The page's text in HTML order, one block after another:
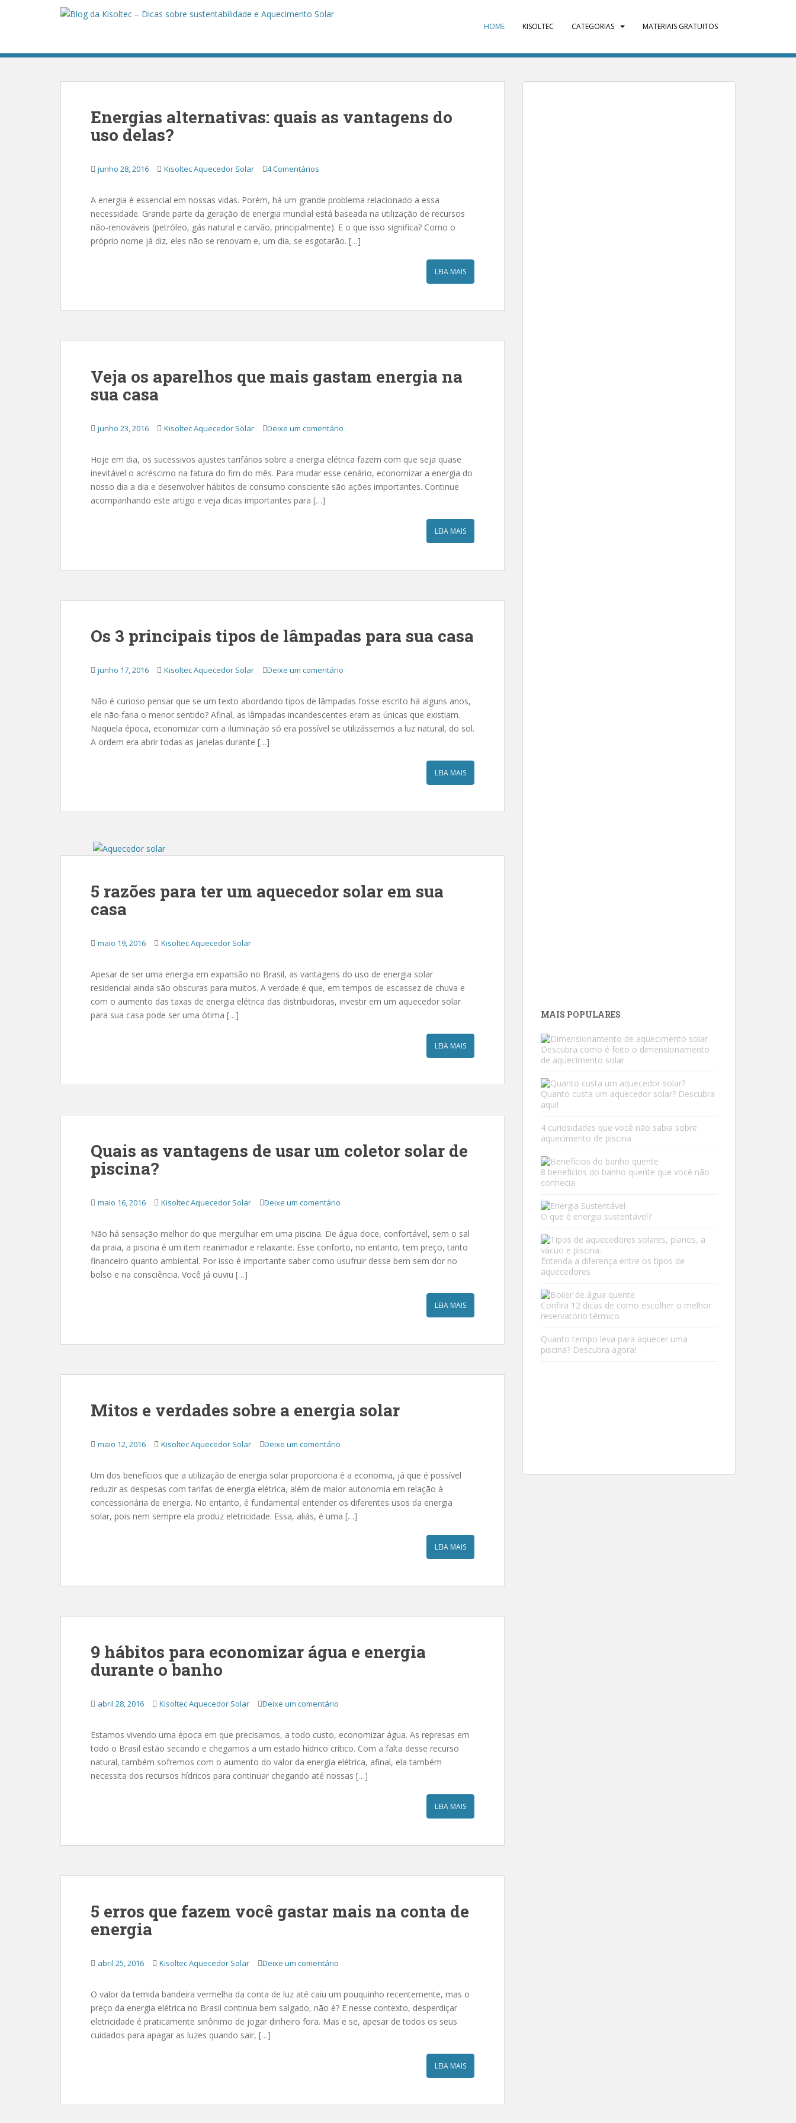
t
HOME KISOLTEC CATEGORIAS MATERIAIS GRATUITOS
Energias alternativas: quais as vantagens do
uso delas?
junho 28, 2016 Kisoltec Aquecedor Solar 4 Comentários
A energia é essencial em nossas vidas. Porém, há um grande problema relacionado a essa
necessidade. Grande parte da geração de energia mundial está baseada na utilização de recursos
não-renováveis (petróleo, gás natural e carvão, principalmente). E o que isso significa? Como o
próprio nome já diz, eles não se renovam e, um dia, se esgotarão. […]
LEIA MAIS
Veja os aparelhos que mais gastam energia na
sua casa
junho 23, 2016 Kisoltec Aquecedor Solar Deixe um comentário
Hoje em dia, os sucessivos ajustes tarifários sobre a energia elétrica fazem com que seja quase
inevitável o acréscimo na fatura do fim do mês. Para mudar esse cenário, economizar a energia do
nosso dia a dia e desenvolver hábitos de consumo consciente são ações importantes. Continue
acompanhando este artigo e veja dicas importantes para […]
LEIA MAIS
Os 3 principais tipos de lâmpadas para sua casa
junho 17, 2016 Kisoltec Aquecedor Solar Deixe um comentário
Não é curioso pensar que se um texto abordando tipos de lâmpadas fosse escrito há alguns anos,
ele não faria o menor sentido? Afinal, as lâmpadas incandescentes eram as únicas que existiam.
Naquela época, economizar com a iluminação só era possível se utilizássemos a luz natural, do sol.
A ordem era abrir todas as janelas durante […]
LEIA MAIS
5 razões para ter um aquecedor solar em sua
casa
maio 19, 2016 Kisoltec Aquecedor Solar
Apesar de ser uma energia em expansão no Brasil, as vantagens do uso de energia solar
residencial ainda são obscuras para muitos. A verdade é que, em tempos de escassez de chuva e
com o aumento das taxas de energia elétrica das distribuidoras, investir em um aquecedor solar
para sua casa pode ser uma ótima […]
LEIA MAIS
Quais as vantagens de usar um coletor solar de
piscina?
maio 16, 2016 Kisoltec Aquecedor Solar Deixe um comentário
Não há sensação melhor do que mergulhar em uma piscina. De água doce, confortável, sem o sal
da praia, a piscina é um item reanimador e relaxante. Esse conforto, no entanto, tem preço, tanto
financeiro quanto ambiental. Por isso é importante saber como usufruir desse bem sem dor no
bolso e na consciência. Você já ouviu […]
LEIA MAIS
Mitos e verdades sobre a energia solar
maio 12, 2016 Kisoltec Aquecedor Solar Deixe um comentário
Um dos benefícios que a utilização de energia solar proporciona é a economia, já que é possível
reduzir as despesas com tarifas de energia elétrica, além de maior autonomia em relação à
concessionária de energia. No entanto, é fundamental entender os diferentes usos da energia
solar, pois nem sempre ela produz eletricidade. Essa, aliás, é uma […]
LEIA MAIS
9 hábitos para economizar água e energia
durante o banho
abril 28, 2016 Kisoltec Aquecedor Solar Deixe um comentário
Estamos vivendo uma época em que precisamos, a todo custo, economizar água. As represas em
todo o Brasil estão secando e chegamos a um estado hídrico crítico. Com a falta desse recurso
natural, também sofremos com o aumento do valor da energia elétrica, afinal, ela também
necessita dos recursos hídricos para continuar chegando até nossas […]
LEIA MAIS
5 erros que fazem você gastar mais na conta de
energia
abril 25, 2016 Kisoltec Aquecedor Solar Deixe um comentário
O valor da temida bandeira vermelha da conta de luz até caiu um pouquinho recentemente, mas o
preço da energia elétrica no Brasil continua bem salgado, não é? E nesse contexto, desperdiçar
eletricidade é praticamente sinônimo de jogar dinheiro fora. Mas e se, apesar de todos os seus
cuidados para apagar as luzes quando sair, […]
LEIA MAIS
MAIS POPULARES
Descubra como é feito o dimensionamento
de aquecimento solar
Quanto custa um aquecedor solar? Descubra
aqui!
4 curiosidades que você não sabia sobre
aquecimento de piscina
8 benefícios do banho quente que você não
conhecia
O que é energia sustentável?
Entenda a diferença entre os tipos de
aquecedores
Confira 12 dicas de como escolher o melhor
reservatório térmico
Quanto tempo leva para aquecer uma
piscina? Descubra agora!